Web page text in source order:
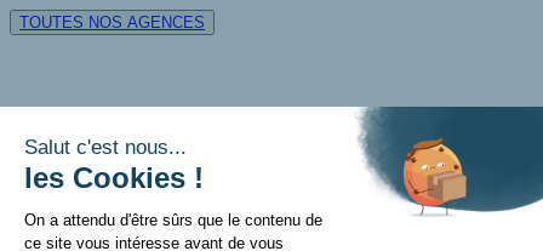
TOUTES NOS AGENCES